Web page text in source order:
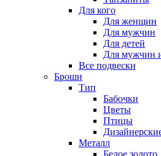
Для кого
Для женщин
Для мужчин
Для детей
Для мужчин
Все подвески
Броши
Тип
Бабочки
Цветы
Птицы
Металл
Белое золото